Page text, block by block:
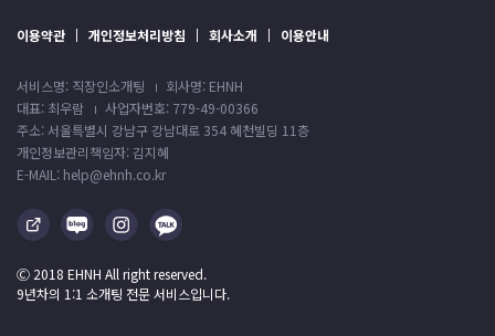
이용약관 개인정보처리방침 회사소개 이용안내
서비스명: 직장인소개팅
회사명: EHNH
대표: 최우람
사업자번호: 779-49-00366
주소: 서울특별시 강남구 강남대로 354 혜천빌딩 11층
개인정보관리책임자: 김지혜
E-MAIL: help@ehnh.co.kr
Ⓒ 2018 EHNH All right reserved.
9년차의 1:1 소개팅 전문 서비스입니다.